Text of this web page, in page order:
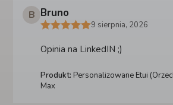
B Bruno
9 sierpnia, 2026
Opinia na LinkedIN ;)
Produkt: Personalizowane Etui
Max